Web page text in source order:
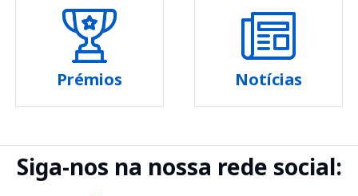
Prémios Notícias
Siga-nos na nossa rede social: